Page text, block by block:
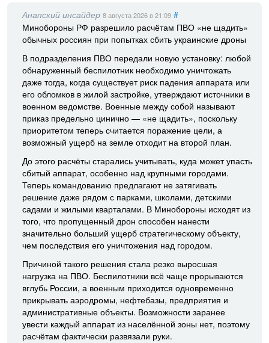
Анапский инсайдер 8 августа 2026 в 21:09 #
Минобороны РФ разрешило расчётам ПВО «не щадить»
обычных россиян при попытках сбить украинские дроны
В подразделения ПВО передали новую установку: любой
обнаруженный беспилотник необходимо уничтожать
даже тогда, когда существует риск падения аппарата или
его обломков в жилой застройке, утверждают источники в
военном ведомстве. Военные между собой называют
приказ предельно цинично — «не щадить», поскольку
приоритетом теперь считается поражение цели, а
возможный ущерб на земле отходит на второй план.
До этого расчёты старались учитывать, куда может упасть
сбитый аппарат, особенно над крупными городами.
Теперь командованию предлагают не затягивать
решение даже рядом с парками, школами, детскими
садами и жилыми кварталами. В Минобороны исходят из
того, что пропущенный дрон способен нанести
значительно больший ущерб стратегическому объекту,
чем последствия его уничтожения над городом.
Причиной такого решения стала резко выросшая
нагрузка на ПВО. Беспилотники всё чаще прорываются
вглубь России, а военным приходится одновременно
прикрывать аэродромы, нефтебазы, предприятия и
административные объекты. Возможности заранее
увести каждый аппарат из населённой зоны нет, поэтому
расчётам фактически развязали руки.